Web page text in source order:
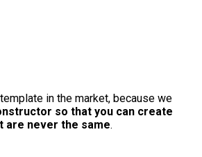
in the market, because we
so that you can create
are never the same.